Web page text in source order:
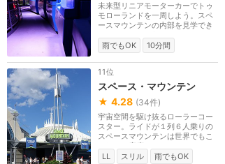
未来型リニアモーターカーでトゥ
モローランドを一周しよう。スペ
ースマウンテンの内部を見学でき
雨でもOK
10分間
11位
スペース・マウンテン
★ 4.28 (34件)
宇宙空間を駆け抜るローラーコー
スター。ライドが１列６人乗りの
スペースマウンテンは世界でもこ
こだけ。座席のス...
LL
スリル
雨でもOK